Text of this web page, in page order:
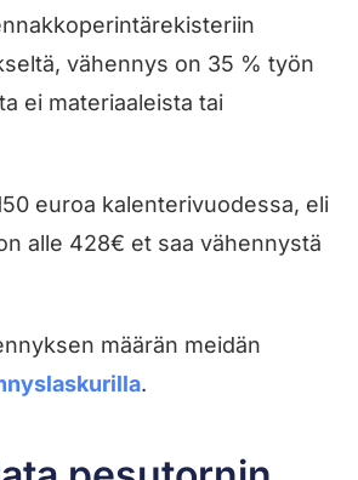
vähennys on 35 % työn
ei materiaaleista tai
euroa kalenterivuodessa, eli
alle 428€ et saa vähennystä
määrän meidän
.